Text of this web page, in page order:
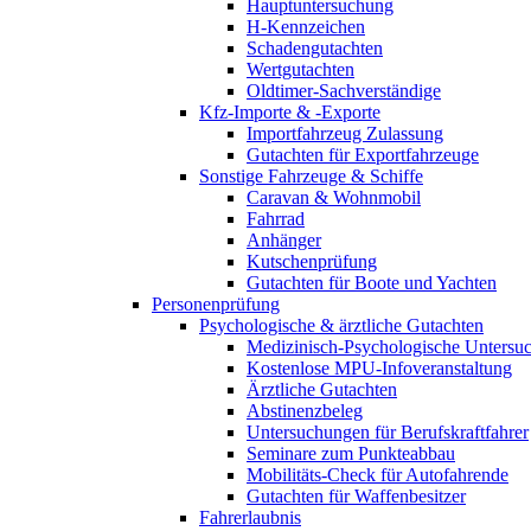
Hauptuntersuchung
H-Kennzeichen
Schadengutachten
Wertgutachten
Oldtimer-Sachverständige
Kfz-Importe & -Exporte
Importfahrzeug Zulassung
Gutachten für Exportfahrzeuge
Sonstige Fahrzeuge & Schiffe
Caravan & Wohnmobil
Fahrrad
Anhänger
Kutschenprüfung
Gutachten für Boote und Yachten
Personenprüfung
Psychologische & ärztliche Gutachten
Medizinisch-Psychologische
Kostenlose MPU-Infoveranstaltung
Ärztliche Gutachten
Abstinenzbeleg
Untersuchungen für Berufskraftfahrer
Seminare zum Punkteabbau
Mobilitäts-Check für Autofahrende
Gutachten für Waffenbesitzer
Fahrerlaubnis